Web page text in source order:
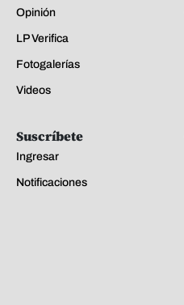
Opinión
LP Verifica
Fotogalerías
Videos
Suscríbete
Ingresar
Notificaciones